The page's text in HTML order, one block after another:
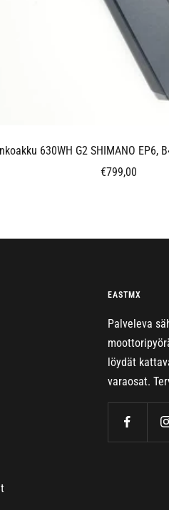
630WH G2 SHIMANO EP6,
Alennushinta
€799,00
EASTMX
Palveleva
löydät
varaosat.